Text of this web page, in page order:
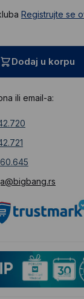
Registrujte se
Dodaj u korpu
ili email-a: